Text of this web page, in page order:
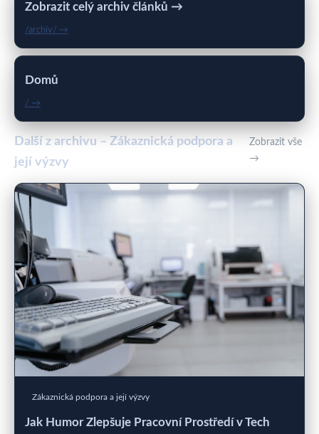
Zobrazit celý archiv článků →
/archiv/ →
Domů
/ →
Další z archivu – Zákaznická podpora a
její výzvy
Zobrazit vše
→
Zákaznická podpora a její výzvy
Jak Humor Zlepšuje Pracovní Prostředí v Tech